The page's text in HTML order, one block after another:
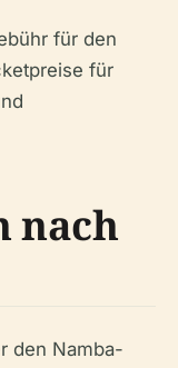
für den
für
nach
den Namba-